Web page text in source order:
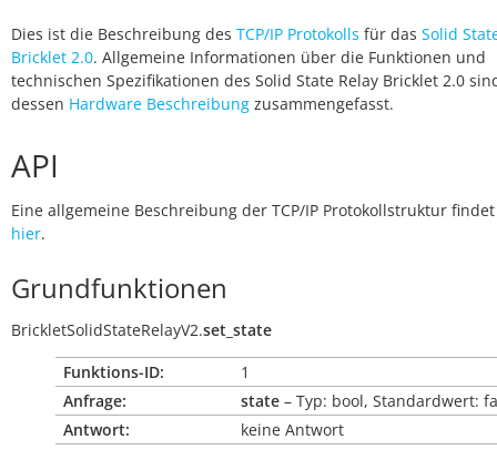
Dies ist die Beschreibung des TCP/IP Protokolls für das Solid
Bricklet 2.0. Allgemeine Informationen über die Funktionen und
technischen Spezifikationen des Solid State Relay Bricklet 2.0
dessen Hardware Beschreibung zusammengefasst.
API
Eine allgemeine Beschreibung der TCP/IP Protokollstruktur
hier.
Grundfunktionen
BrickletSolidStateRelayV2.set_state
Funktions-ID:
1
Anfrage:
state – Typ: bool, Standardwert:
Antwort:
keine Antwort